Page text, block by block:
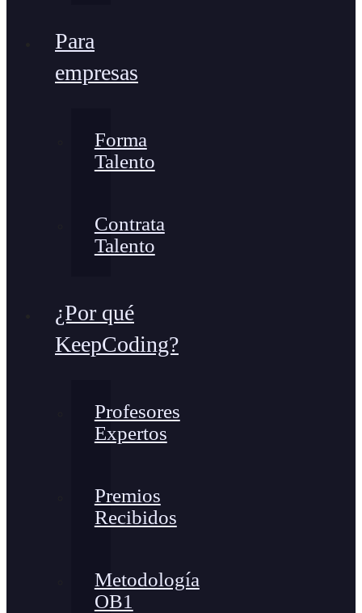
Para
empresas
Forma
Talento
Contrata
Talento
¿Por qué
KeepCoding?
Profesores
Expertos
Premios
Recibidos
Metodología
OB1